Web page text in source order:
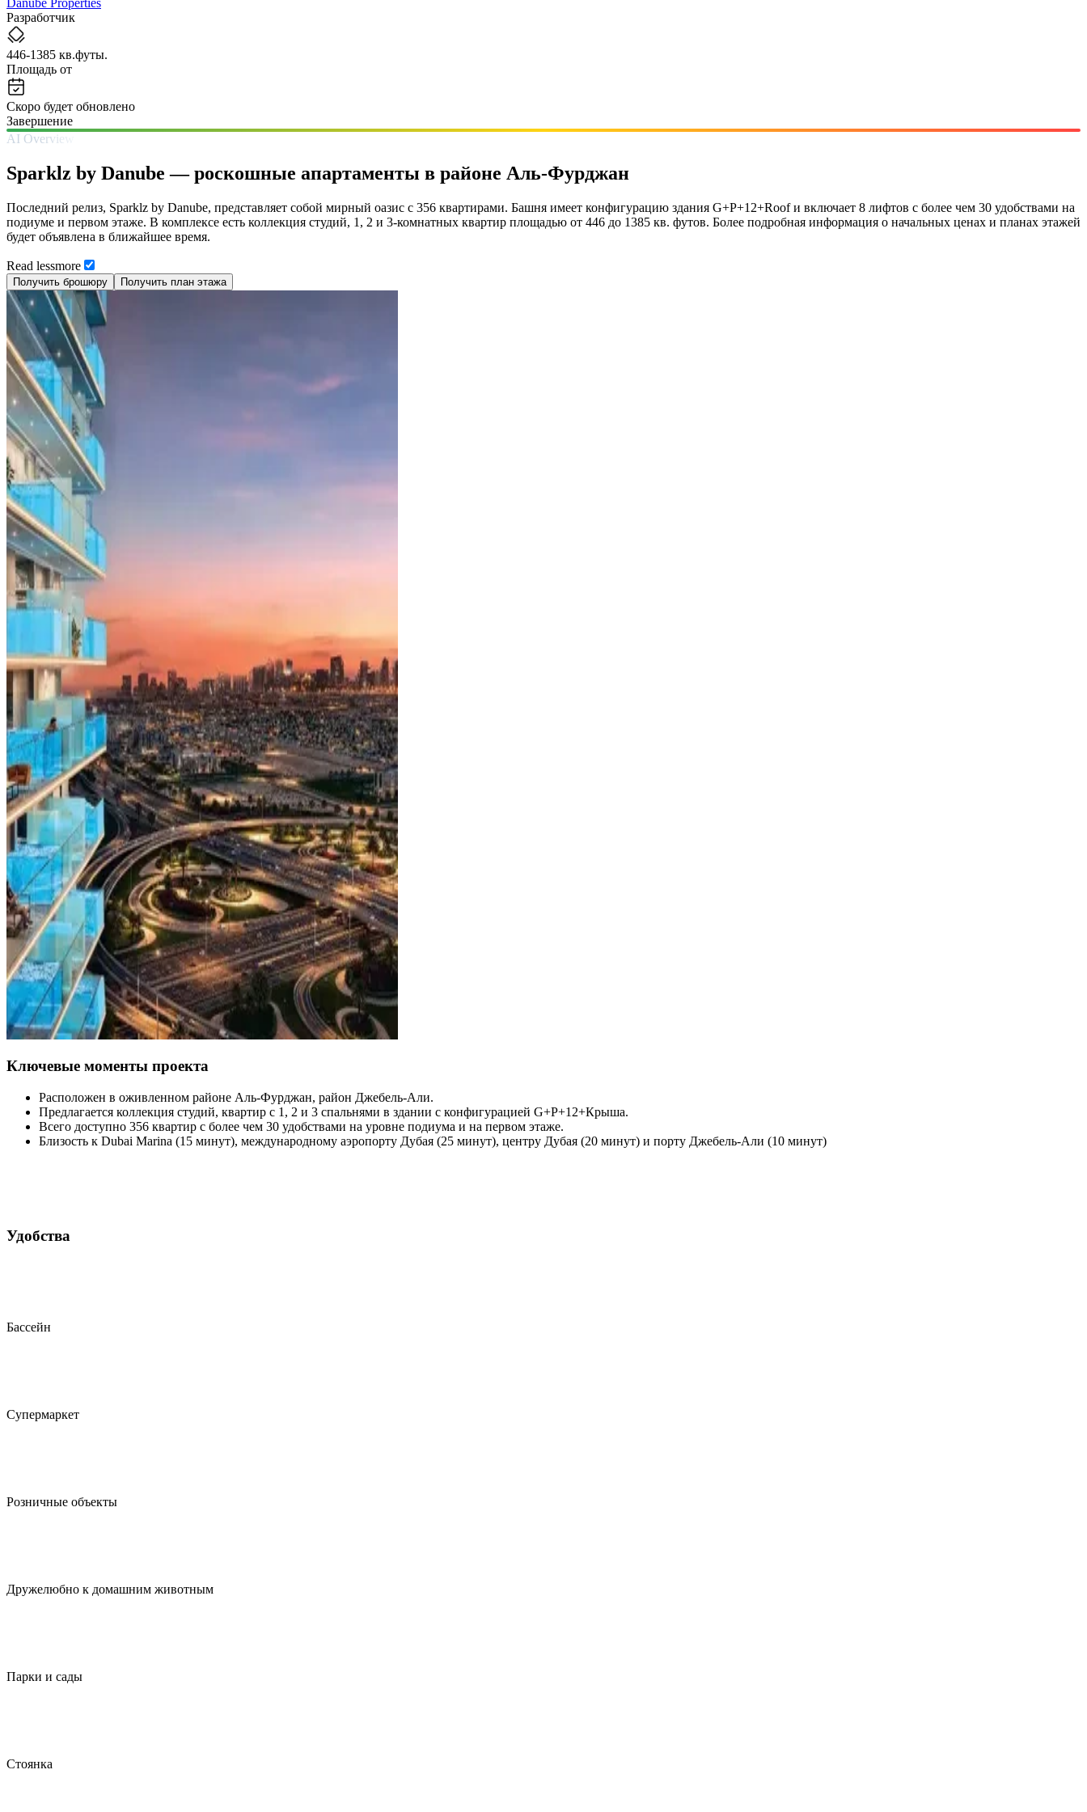
Разработчик
446-1385 кв.футы.
Площадь от
Скоро будет обновлено
Завершение
AI Overview
Sparklz by Danube — роскошные апартаменты в районе Аль-Фурджан
Последний релиз, Sparklz by Danube, представляет собой мирный оазис с 356 квартирами. Башня имеет конфигурацию здания G+P+12+Roof и включает 8 лифтов с более чем 30 удобствами на
подиуме и первом этаже. В комплексе есть коллекция студий, 1, 2 и 3-комнатных квартир площадью от 446 до 1385 кв. футов. Более подробная информация о начальных ценах и планах этажей
будет объявлена в ближайшее время.
Read lessmore
Получить брошюру Получить план этажа
Ключевые моменты проекта
Расположен в оживленном районе Аль-Фурджан, район Джебель-Али.
Предлагается коллекция студий, квартир с 1, 2 и 3 спальнями в здании с конфигурацией G+P+12+Крыша.
Всего доступно 356 квартир с более чем 30 удобствами на уровне подиума и на первом этаже.
Близость к Dubai Marina (15 минут), международному аэропорту Дубая (25 минут), центру Дубая (20 минут) и порту Джебель-Али (10 минут)
Удобства
Бассейн
Супермаркет
Розничные объекты
Дружелюбно к домашним животным
Парки и сады
Стоянка